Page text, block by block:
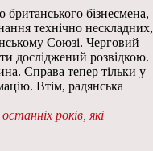
бізнесмена,
технічно нескладних,
Союзі. Черговий
досліджений розвідкою.
Справа тепер тільки у
Втім, радянська
років, які